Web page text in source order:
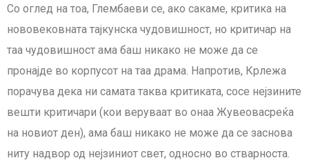
Со оглед на тоа, Глембаеви се, ако сакаме, критика на
нововековната тајкунска чудовишност, но критичар на
таа чудовишност ама баш никако не може да се
пронајде во корпусот на таа драма. Напротив, Крлежа
порачува дека ни самата таква критиката, сосе нејзините
вешти критичари (кои веруваат во онаа Жувеовасреќа
на новиот ден), ама баш никако не може да се заснова
ниту надвор од нејзиниот свет, односно во стварноста.